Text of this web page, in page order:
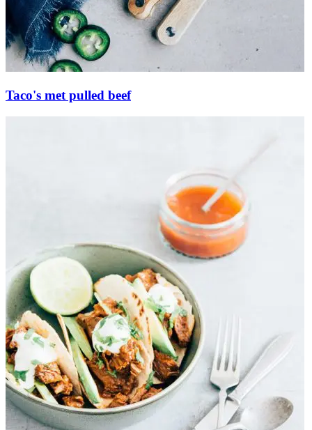
Taco's met pulled beef